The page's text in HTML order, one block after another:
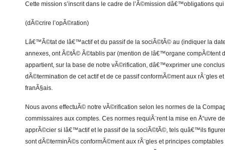
Cette mission s’inscrit dans le cadre de l’Ã©mission dâ€™obligations
(dÃ©crire l’opÃ©ration)
Lâ€™Ã©tat de lâ€™actif et du passif de la sociÃ©tÃ© au (indiquer la
annexes, ont Ã©tÃ© Ã©tablis par (mention de lâ€™organe compÃ©tent
appartient, sur la base de notre vÃ©rification, dâ€™exprimer une
dÃ©termination de cet actif et de ce passif conformÃ©ment aux rÃ¨gles
franÃ§ais.
Nous avons effectuÃ© notre vÃ©rification selon les normes de la
commissaires aux comptes. Ces normes requiÃ¨rent la mise en Å“uvre
apprÃ©cier si lâ€™actif et le passif de la sociÃ©tÃ©, tels quâ€™ils
sont dÃ©terminÃ©s conformÃ©ment aux rÃ¨gles et principes